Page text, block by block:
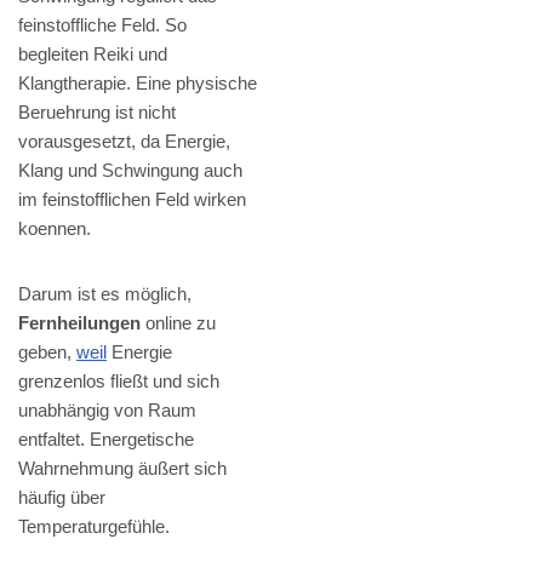
feinstoffliche Feld. So
begleiten Reiki und
Klangtherapie. Eine physische
Beruehrung ist nicht
vorausgesetzt, da Energie,
Klang und Schwingung auch
im feinstofflichen Feld wirken
koennen.
Darum ist es möglich,
Fernheilungen online zu
geben, weil Energie
grenzenlos fließt und sich
unabhängig von Raum
entfaltet. Energetische
Wahrnehmung äußert sich
häufig über
Temperaturgefühle.